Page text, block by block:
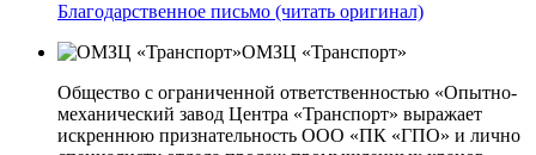
Благодарственное письмо (читать оригинал)
ОМЗЦ «Транспорт»
Общество с ограниченной ответственностью «Опытно-
механический завод Центра «Транспорт» выражает
искреннюю признательность ООО «ПК «ГПО» и лично